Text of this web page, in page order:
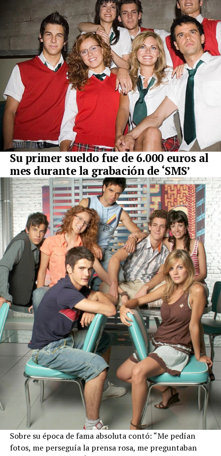
Su primer sueldo fue de 6.000 euros al
mes durante la grabación de ‘SMS’
Sobre su época de fama absoluta contó: “Me pedían
fotos, me perseguía la prensa rosa, me preguntaban